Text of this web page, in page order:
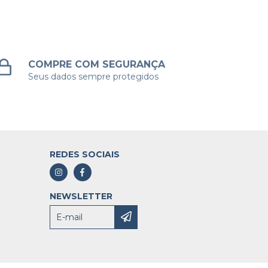
COMPRE COM SEGURANÇA
Seus dados sempre protegidos
REDES SOCIAIS
NEWSLETTER